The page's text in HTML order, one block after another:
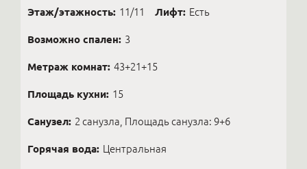
Этаж/этажность: 11/11 Лифт: Есть
Возможно спален: 3
Метраж комнат: 43+21+15
Площадь кухни: 15
Санузел: 2 санузла, Площадь санузла: 9+6
Горячая вода: Центральная